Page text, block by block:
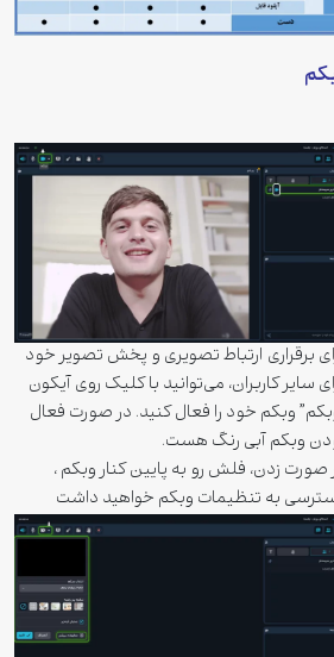
برقراری ارتباط تصویری و پخش تصویر خود
سایر کاربران، می‌توانید با کلیک روی آیکون
وبکم خود را فعال کنید. در صورت فعال
وبکم آبی رنگ هست.
صورت زدن، فلش رو به پایین کنار وبکم ،
به تنظیمات وبکم خواهید داشت